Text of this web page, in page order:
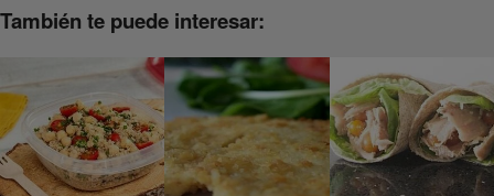
También te puede interesar: